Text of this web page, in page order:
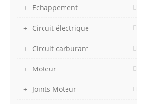
Echappement
Circuit électrique
Circuit carburant
Moteur
Joints Moteur